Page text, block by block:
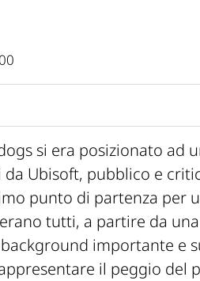
si era posizionato ad
Ubisoft, pubblico e
punto di partenza per
tutti, a partire da
importante e
il peggio del